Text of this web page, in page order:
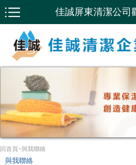
佳誠屏東清潔公司
回首頁>與我聯絡
與我聯絡